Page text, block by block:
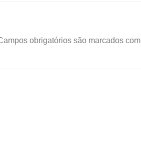
obrigatórios são marcados com